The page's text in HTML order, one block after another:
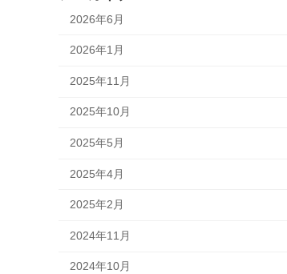
2026年6月
2026年1月
2025年11月
2025年10月
2025年5月
2025年4月
2025年2月
2024年11月
2024年10月